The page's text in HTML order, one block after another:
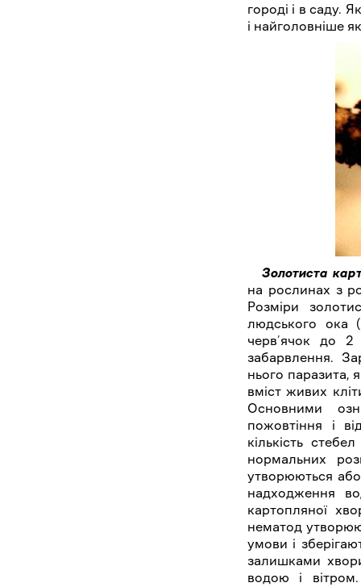
городі і в саду.
і найголовніше
Золотиста
на рослинах з
Розміри
людського ока
черв’ячок до
забарвлення.
нього паразита,
вміст живих
Основними
пожовтіння і
кількість
нормальних
утворюються
надходження
картопляної
нематод
умови і
залишками
водою і